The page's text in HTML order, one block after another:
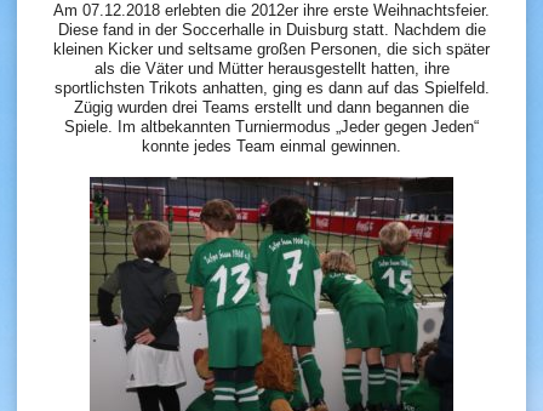
Am 07.12.2018 erlebten die 2012er ihre erste Weihnachtsfeier.
Diese fand in der Soccerhalle in Duisburg statt. Nachdem die
kleinen Kicker und seltsame großen Personen, die sich später
als die Väter und Mütter herausgestellt hatten, ihre
sportlichsten Trikots anhatten, ging es dann auf das Spielfeld.
Zügig wurden drei Teams erstellt und dann begannen die
Spiele. Im altbekannten Turniermodus „Jeder gegen Jeden“
konnte jedes Team einmal gewinnen.